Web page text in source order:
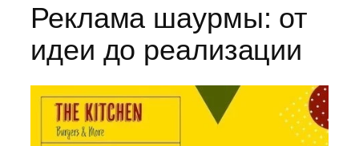
Реклама шаурмы: от
идеи до реализации